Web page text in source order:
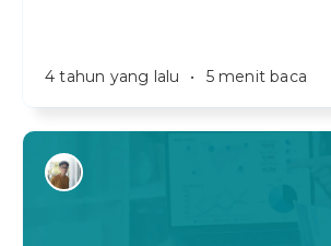
4 tahun yang lalu • 5 menit baca